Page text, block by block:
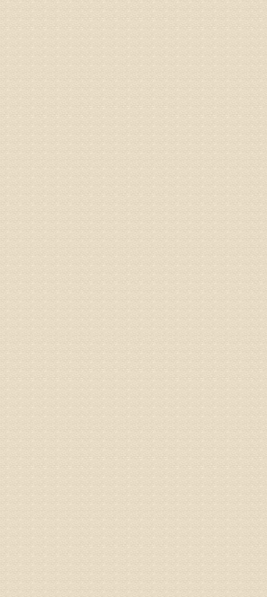
液，同
外用、
姓名：
病情描
专家回
的检查
济南杏
术，无
姓名：
病情描
专家回
先需要
同时，
姓名：
姓名：
病情描
何？
理疗、
由于我
梁断裂
专家回
专家回